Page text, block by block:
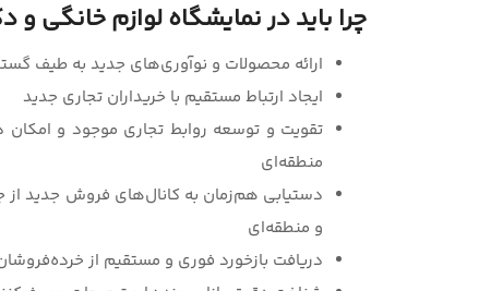
چرا باید در نمایشگاه لوازم خانگی
ارائه محصولات و نوآوری‌های جدید به طیف
ایجاد ارتباط مستقیم با خریداران تجاری جدید
تقویت و توسعه روابط تجاری موجود و
منطقه‌ای
دستیابی هم‌زمان به کانال‌های فروش جدید از
و منطقه‌ای
دریافت بازخورد فوری و مستقیم از